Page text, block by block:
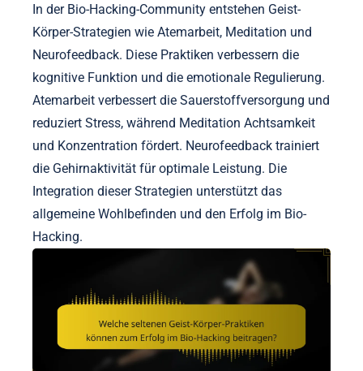
In der Bio-Hacking-Community entstehen Geist-
Körper-Strategien wie Atemarbeit, Meditation und
Neurofeedback. Diese Praktiken verbessern die
kognitive Funktion und die emotionale Regulierung.
Atemarbeit verbessert die Sauerstoffversorgung und
reduziert Stress, während Meditation Achtsamkeit
und Konzentration fördert. Neurofeedback trainiert
die Gehirnaktivität für optimale Leistung. Die
Integration dieser Strategien unterstützt das
allgemeine Wohlbefinden und den Erfolg im Bio-
Hacking.